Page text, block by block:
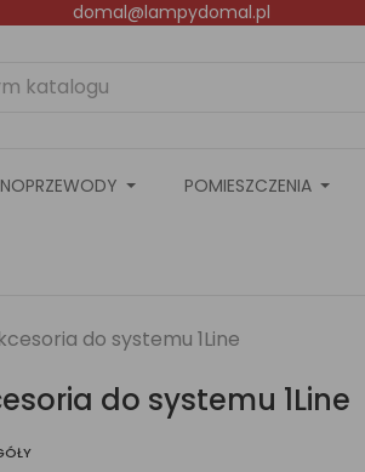
domal@lampydomal.pl
POMIESZCZENIA
do systemu 1Line
do systemu 1Line